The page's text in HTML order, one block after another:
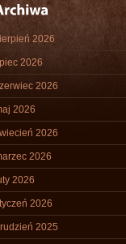
2026
2026
2026
2026
2026
2026
2026
2026
2025